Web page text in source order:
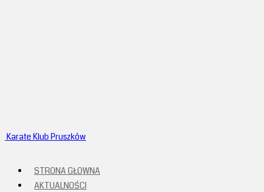
Karate Klub Pruszków
STRONA GŁOWNA
AKTUALNOŚCI